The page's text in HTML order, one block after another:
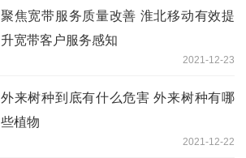
聚焦宽带服务质量改善 淮北移动有效提
升宽带客户服务感知
2021-12-23
外来树种到底有什么危害 外来树种有哪
些植物
2021-12-22